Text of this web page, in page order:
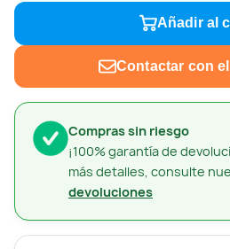
Compras sin riesgo
¡100% garantía de
más detalles, consulte
devoluciones
Añadir al
Contactar con